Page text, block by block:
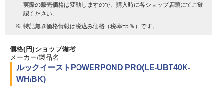
実際の販売価格は変動しますので、購入時に各ショップ店頭にてご確
認ください。
※ 特記無き価格情報は税込み価格（税率=5％）です。
価格(円)ショップ備考
メーカー/製品名
ルックイースト POWERPOND PRO(LE-UBT40K-
WH/BK)